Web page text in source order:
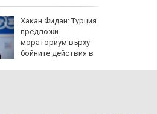
Хакан Фидан: Турция
предложи
мораториум върху
бойните действия в